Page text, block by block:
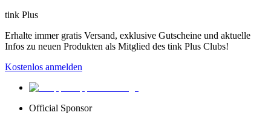
tink Plus
Erhalte immer gratis Versand, exklusive Gutscheine und aktuelle
Infos zu neuen Produkten als Mitglied des tink Plus Clubs!
Kostenlos anmelden
Official Sponsor